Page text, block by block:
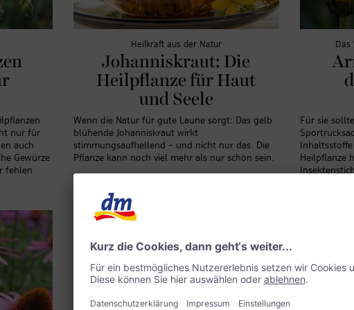
nur für
auch
Gewürze
fehlen
Heilkraft aus der Natur
Johanniskraut: Die
Heilpflanze für Haut
und Seele
Wenn die Natur für gute Laune sorgt: Das gelb
blühende Johanniskraut wirkt
stimmungsaufhellend – und nicht nur das. Die
Pflanze kann noch viel mehr als nur schön sein.
Das
Für sie
Heilpflanze